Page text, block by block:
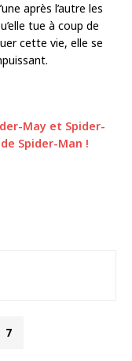
après l’autre les
tue à coup de
cette vie, elle se
May et Spider-
Spider-Man !
7